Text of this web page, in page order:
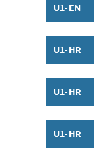
U1-EN
Inhalt
U1-HR
Inhalt
U1-HR
Inhalt
U1-HR
Inhalt